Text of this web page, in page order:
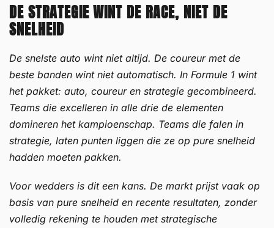
DE STRATEGIE WINT DE RACE, NIET DE
SNELHEID
De snelste auto wint niet altijd. De coureur met de
beste banden wint niet automatisch. In Formule 1 wint
het pakket: auto, coureur en strategie gecombineerd.
Teams die excelleren in alle drie de elementen
domineren het kampioenschap. Teams die falen in
strategie, laten punten liggen die ze op pure snelheid
hadden moeten pakken.
Voor wedders is dit een kans. De markt prijst vaak op
basis van pure snelheid en recente resultaten, zonder
volledig rekening te houden met strategische